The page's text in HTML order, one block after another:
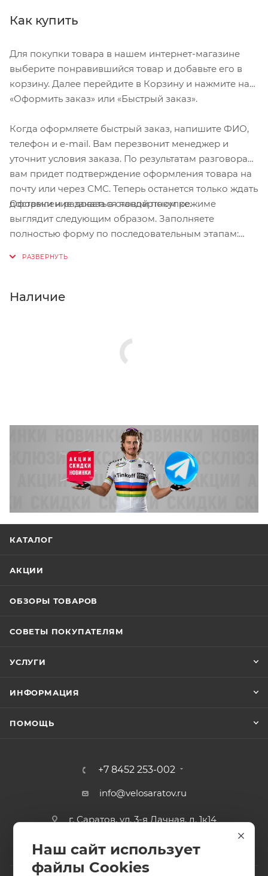
Как купить
Для покупки товара в нашем интернет-магазине
выберите понравившийся товар и добавьте его в
корзину. Далее перейдите в Корзину и нажмите на
«Оформить заказ» или «Быстрый заказ».
Когда оформляете быстрый заказ, напишите ФИО,
телефон и e-mail. Вам перезвонит менеджер и
уточнит условия заказа. По результатам разговора
вам придет подтверждение оформления товара на
почту или через СМС. Теперь останется только ждать
доставки и радоваться новой покупке.
Оформление заказа в стандартном режиме
выглядит следующим образом. Заполняете
полностью форму по последовательным этапам:
Нажмите кнопку «Оформить заказ».
Наличие
КАТАЛОГ
АКЦИИ
ОБЗОРЫ ТОВАРОВ
СОВЕТЫ ПОКУПАТЕЛЯМ
УСЛУГИ
ИНФОРМАЦИЯ
ПОМОЩЬ
+7 8452 253-002
info@velosaratov.ru
г. Саратов, ул. 3-я Дачная, д. 1к14
Наш сайт использует
файлы Cookies